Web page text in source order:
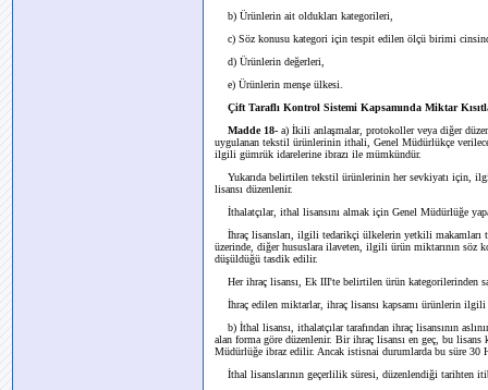
b) Ürünlerin ait oldukları kategorileri,
c) Söz konusu kategori için tespit edilen ölçü birimi
d) Ürünlerin değerleri,
e) Ürünlerin menşe ülkesi.
Çift Taraflı Kontrol Sistemi Kapsamında Miktar
Madde 18- a) İkili anlaşmalar, protokoller veya diğer
uygulanan tekstil ürünlerinin ithali, Genel Müdürlükçe
ilgili gümrük idarelerine ibrazı ile mümkündür.
Yukarıda belirtilen tekstil ürünlerinin her sevkiyatı için,
lisansı düzenlenir.
İthalatçılar, ithal lisansını almak için Genel Müdürlüğe
İhraç lisansları, ilgili tedarikçi ülkelerin yetkili makamları
üzerinde, diğer hususlara ilaveten, ilgili ürün miktarının söz
düşüldüğü tasdik edilir.
Her ihraç lisansı, Ek III'te belirtilen ürün kategorilerinden
İhraç edilen miktarlar, ihraç lisansı kapsamı ürünlerin
b) İthal lisansı, ithalatçılar tarafından ihraç lisansının
alan forma göre düzenlenir. Bir ihraç lisansı en geç, bu lisans
Müdürlüğe ibraz edilir. Ancak istisnai durumlarda bu süre 30
İthal lisanslarının geçerlilik süresi, düzenlendiği tarihten